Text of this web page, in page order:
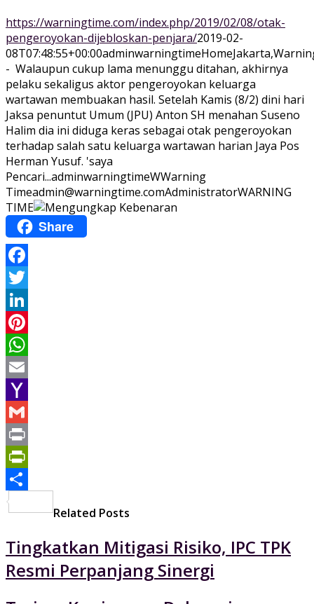
https://warningtime.com/index.php/2019/02/08/otak-
pengeroyokan-dijebloskan-penjara/2019-02-
08T07:48:55+00:00adminwarningtimeHome
- Walaupun cukup lama menunggu ditahan, akhirnya
pelaku sekaligus aktor pengeroyokan keluarga
wartawan membuakan hasil. Setelah Kamis (8/2) dini hari
Jaksa penuntut Umum (JPU) Anton SH menahan Suseno
Halim dia ini diduga keras sebagai otak pengeroyokan
terhadap salah satu keluarga wartawan harian Jaya Pos
Herman Yusuf. 'saya
Pencari...adminwarningtimeWWarning
Timeadmin@warningtime.comAdministratorWARNING
TIME
Share
Facebook
Twitter
LinkedIn
Pinterest
WhatsApp
Email
Yahoo
Mail
Gmail
Print
PrintFriendly
Related Posts
Tingkatkan Mitigasi Risiko, IPC TPK
Resmi Perpanjang Sinergi